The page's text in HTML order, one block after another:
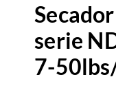
serie
7-